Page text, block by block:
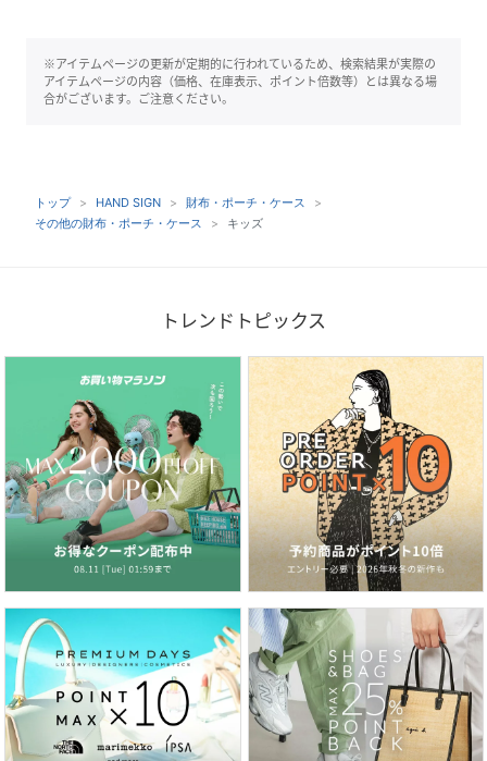
※アイテムページの更新が定期的に行われているため、検索結果が実際の
アイテムページの内容（価格、在庫表示、ポイント倍数等）とは異なる場
合がございます。ご注意ください。
トップ HAND SIGN
財布・ポーチ・ケース
その他の財布・ポーチ・ケース
キッズ
トレンドトピックス